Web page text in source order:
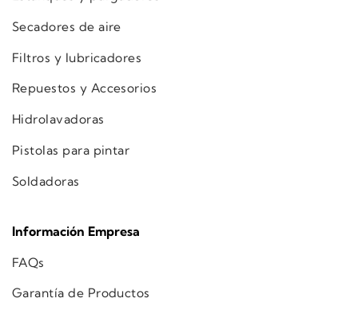
Secadores de aire
Filtros y lubricadores
Repuestos y Accesorios
Hidrolavadoras
Pistolas para pintar
Soldadoras
Información Empresa
FAQs
Garantía de Productos